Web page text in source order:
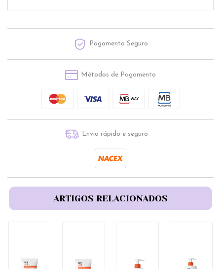
Pagamento Seguro
Métodos de Pagamento
Envio rápido e seguro
ARTIGOS RELACIONADOS